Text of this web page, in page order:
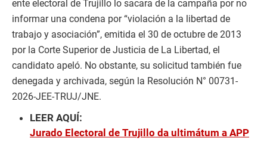
ente electoral de Trujillo lo sacara de la campaña por no
informar una condena por “violación a la libertad de
trabajo y asociación”, emitida el 30 de octubre de 2013
por la Corte Superior de Justicia de La Libertad, el
candidato apeló. No obstante, su solicitud también fue
denegada y archivada, según la Resolución N° 00731-
2026-JEE-TRUJ/JNE.
LEER AQUÍ:
Jurado Electoral de Trujillo da ultimátum a APP